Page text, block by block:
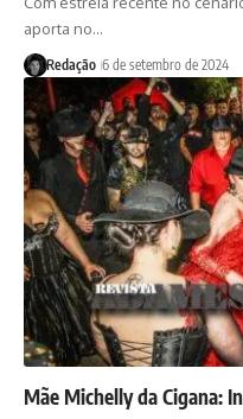
aporta no…
Redação 6 de setembro de 2024
Mãe Michelly da Cigana: